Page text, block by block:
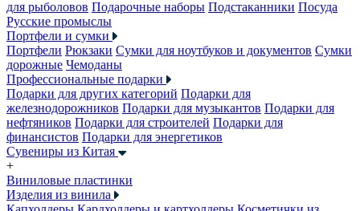
для рыболовов Подарочные наборы Подстаканники Посуда
Русские промыслы
Портфели и сумки
Портфели Рюкзаки Сумки для ноутбуков и документов Сумки
дорожные Чемоданы
Профессиональные подарки
Подарки для других категорий Подарки для
железнодорожников Подарки для музыкантов Подарки для
нефтяников Подарки для строителей Подарки для
финансистов Подарки для энергетиков
Сувениры из Китая
+
Виниловые пластинки
Изделия из винила